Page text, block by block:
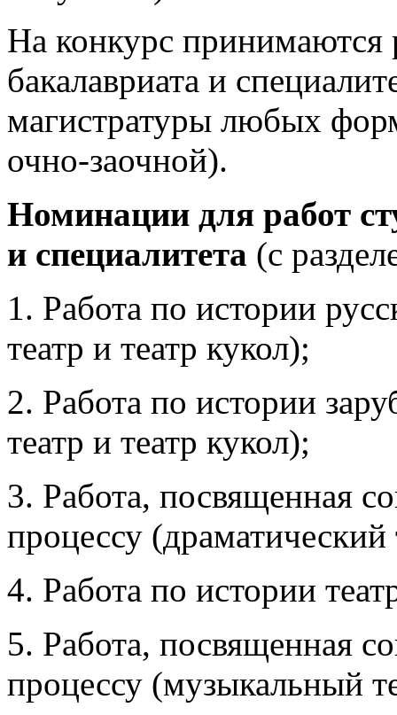
На конкурс принимаются
бакалавриата и
магистратуры любых
очно-заочной).
Номинации для работ
и специалитета (с
1. Работа по истории
театр и театр кукол);
2. Работа по истории
театр и театр кукол);
3. Работа, посвященная
процессу (драматический
4. Работа по истории
5. Работа, посвященная
процессу (музыкальный